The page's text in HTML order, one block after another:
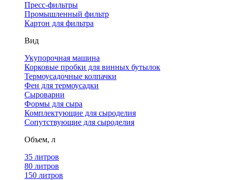
Пресс-фильтры
Промышленный фильтр
Картон для фильтра
Вид
Укупорочная машина
Корковые пробки для винных бутылок
Термоусадочные колпачки
Фен для термоусадки
Сыроварни
Формы для сыра
Комплектующие для сыроделия
Сопутствующие для сыроделия
Объем, л
35 литров
80 литров
150 литров